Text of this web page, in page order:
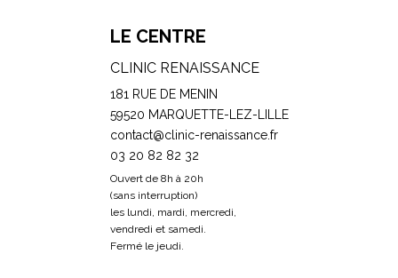
LE CENTRE
CLINIC RENAISSANCE
181 RUE DE MENIN
59520 MARQUETTE-LEZ-LILLE
contact@clinic-renaissance.fr
03 20 82 82 32
Ouvert de 8h à 20h
(sans interruption)
les lundi, mardi, mercredi,
vendredi et samedi.
Fermé le jeudi.